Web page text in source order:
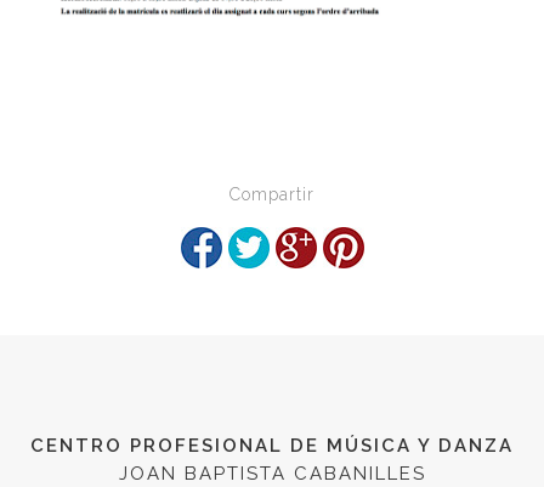
Compartir
CENTRO PROFESIONAL DE MÚSICA Y DANZA
JOAN BAPTISTA CABANILLES